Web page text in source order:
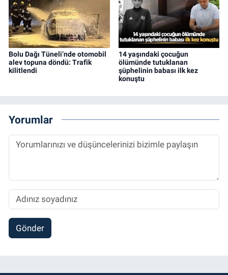
Bolu Dağı Tüneli’nde otomobil
alev topuna döndü: Trafik
kilitlendi
14 yaşındaki çocuğun
ölümünde tutuklanan
şüphelinin babası ilk kez
konuştu
Yorumlar
Gönder